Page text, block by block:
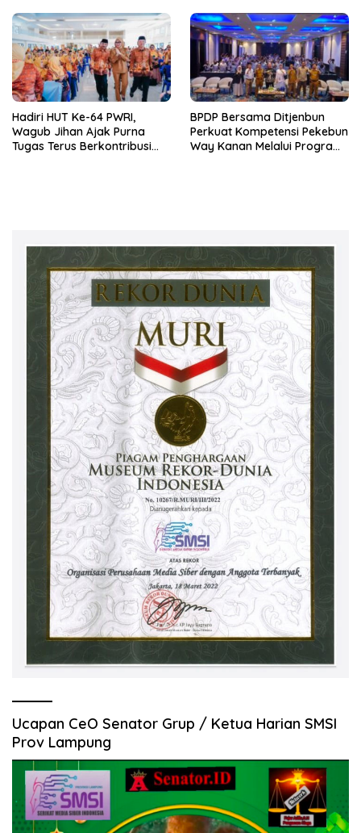
Hadiri HUT Ke-64 PWRI,
Wagub Jihan Ajak Purna
Tugas Terus Berkontribusi
BPDP Bersama Ditjenbun
Perkuat Kompetensi Pekebun
Way Kanan Melalui Program
Ucapan CeO Senator Grup / Ketua Harian SMSI
Prov Lampung